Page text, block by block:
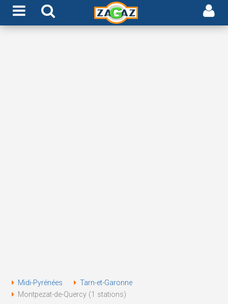
Midi-Pyrénées
Tarn-et-Garonne
Montpezat-de-Quercy (1 stations)